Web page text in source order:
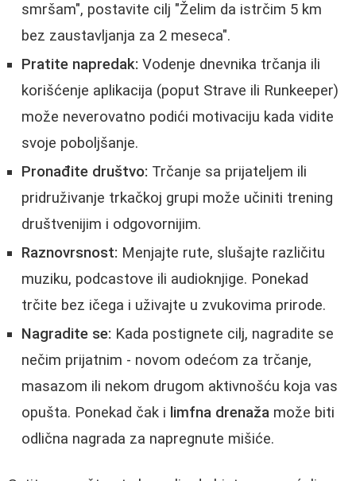
smršam", postavite cilj "Želim da istrčim 5 km
bez zaustavljanja za 2 meseca".
Pratite napredak: Vodenje dnevnika trčanja ili
korišćenje aplikacija (poput Strave ili Runkeeper)
može neverovatno podići motivaciju kada vidite
svoje poboljšanje.
Pronađite društvo: Trčanje sa prijateljem ili
pridruživanje trkačkoj grupi može učiniti trening
društvenijim i odgovornijim.
Raznovrsnost: Menjajte rute, slušajte različitu
muziku, podcastove ili audioknjige. Ponekad
trčite bez ičega i uživajte u zvukovima prirode.
Nagradite se: Kada postignete cilj, nagradite se
nečim prijatnim - novom odećom za trčanje,
masazom ili nekom drugom aktivnošću koja vas
opušta. Ponekad čak i limfna drenaža može biti
odlična nagrada za napregnute mišiće.